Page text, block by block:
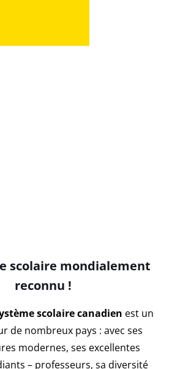
scolaire mondialement
reconnu !
scolaire canadien est un
de nombreux pays : avec ses
modernes, ses excellentes
– professeurs, sa diversité